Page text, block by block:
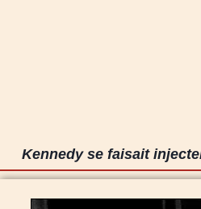
Kennedy se faisait